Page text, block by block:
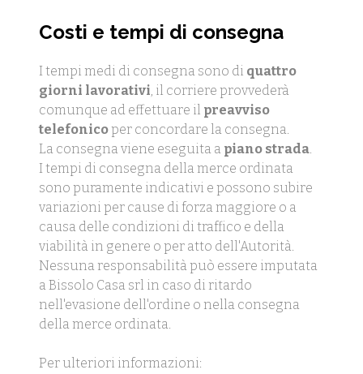
Costi e tempi di consegna
I tempi medi di consegna sono di quattro
giorni lavorativi, il corriere provvederà
comunque ad effettuare il preavviso
telefonicoper concordare la consegna.
La consegna viene eseguita a piano strada.
I tempi di consegna della merce ordinata
sono puramente indicativi e possono subire
variazioni per cause di forza maggiore o a
causa delle condizioni di traffico e della
viabilità in genere o per atto dell'Autorità.
Nessuna responsabilità può essere imputata
a Bissolo Casa srl in caso di ritardo
nell'evasione dell'ordine o nella consegna
della merce ordinata.
Per ulteriori informazioni: